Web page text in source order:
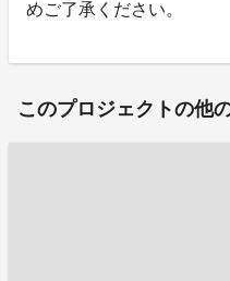
めご了承ください。
このプロジェクトの他